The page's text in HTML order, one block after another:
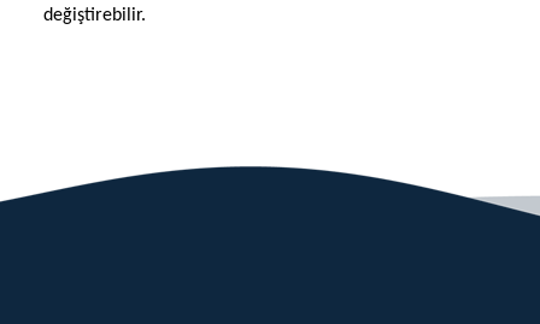
değiştirebilir.